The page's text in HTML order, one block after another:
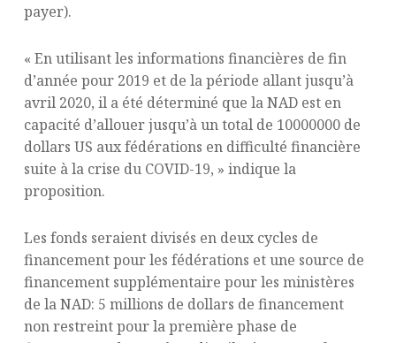
payer).
« En utilisant les informations financières de fin
d’année pour 2019 et de la période allant jusqu’à
avril 2020, il a été déterminé que la NAD est en
capacité d’allouer jusqu’à un total de 10000000 de
dollars US aux fédérations en difficulté financière
suite à la crise du COVID-19, » indique la
proposition.
Les fonds seraient divisés en deux cycles de
financement pour les fédérations et une source de
financement supplémentaire pour les ministères
de la NAD: 5 millions de dollars de financement
non restreint pour la première phase de